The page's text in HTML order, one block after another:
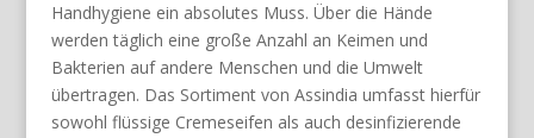
Handhygiene ein absolutes Muss. Über die Hände
werden täglich eine große Anzahl an Keimen und
Bakterien auf andere Menschen und die Umwelt
übertragen. Das Sortiment von Assindia umfasst hierfür
sowohl flüssige Cremeseifen als auch desinfizierende